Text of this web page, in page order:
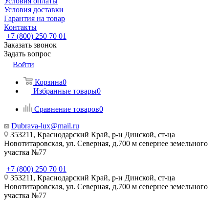
Условия доставки
Гарантия на товар
Контакты
+7 (800) 250 70 01
Заказать звонок
Задать вопрос
Войти
Корзина0
Избранные товары0
Сравнение товаров0
Dubrava-lux@mail.ru
353211, Краснодарский Край, р-н Динской, ст-ца
Новотитаровская, ул. Северная, д.700 м севернее земельного
участка №77
+7 (800) 250 70 01
353211, Краснодарский Край, р-н Динской, ст-ца
Новотитаровская, ул. Северная, д.700 м севернее земельного
участка №77